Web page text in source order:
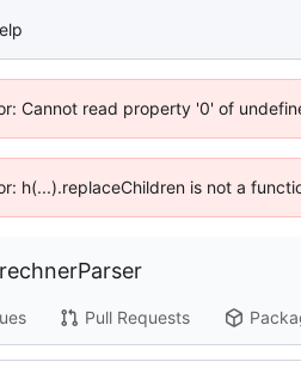
Cannot read property '0' of
h(...).replaceChildren is not a
Pull Requests